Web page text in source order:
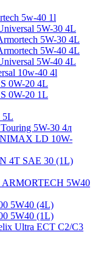
5w-40 1l
5W-30 4L
5W-30 4L
5W-40 4L
5W-40 4L
10w-40 4l
0W-20 4L
0W-20 1L
5L
5W-30 4л
LD 10W-
4Т SAE 30 (1L)
ARMORTECH 5W40
5W40 (4L)
5W40 (1L)
Ultra ECT C2/C3